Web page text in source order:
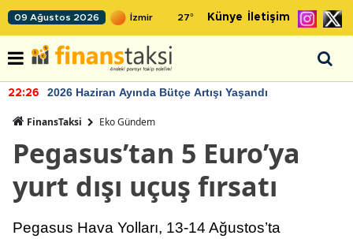
09 Ağustos 2026 27° Künye İletişim
22:26 2026 Haziran Ayında Bütçe Artışı Yaşandı
FinansTaksi Eko Gündem
Pegasus’tan 5 Euro’ya
yurt dışı uçuş fırsatı
Pegasus Hava Yolları, 13-14 Ağustos’ta